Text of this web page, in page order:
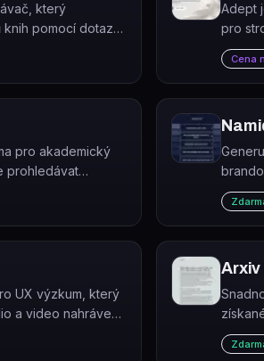
který
pomocí dotazů
přesné
Adept
pro
Cena
pro akademický
prohledávat
článků,
a interaktivně s
UX výzkum, který
a video nahrávek
extrahuje z nich
Arxiv